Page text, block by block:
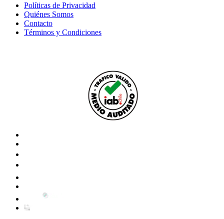
Políticas de Privacidad
Quiénes Somos
Contacto
Términos y Condiciones